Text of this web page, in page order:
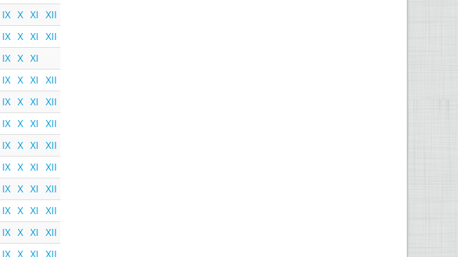
IX X XI XII
IX X XI XII
IX X XI
IX X XI XII
IX X XI XII
IX X XI XII
IX X XI XII
IX X XI XII
IX X XI XII
IX X XI XII
IX X XI XII
IX X XI XII